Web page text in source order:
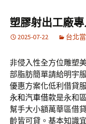
容
區
塑膠射出工廠
2025-07-22 台北
非侵入性全方位雕塑
部脂肪簡單請給明宇
優惠方案化低利借貸
永和汽車借款是永和
幫手大小額萬華區借貸
齡皆可貸。基本知識